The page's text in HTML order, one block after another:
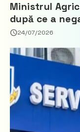
Ministrul
după ce a
Partidul
24/07/2026